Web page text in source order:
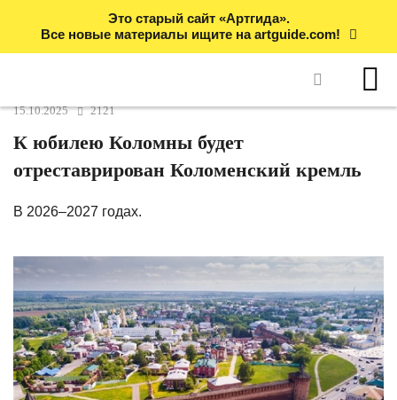
Это старый сайт «Артгида».
Все новые материалы ищите на artguide.com!
15.10.2025 2121
К юбилею Коломны будет
отреставрирован Коломенский кремль
В 2026–2027 годах.